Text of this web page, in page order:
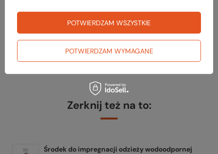
czy masz wszystko
TWOJA LISTA SPRZĘTOWA
Zerknij też na to:
Środek do impregnacji odzieży wodoodpornej
POTWIERDZAM WYMAGANE
POTWIERDZAM WSZYSTKIE